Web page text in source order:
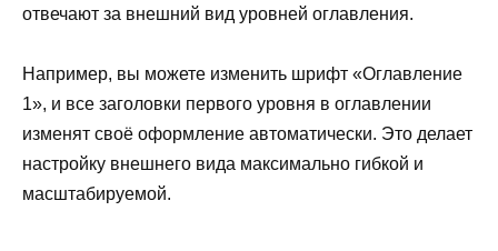
отвечают за внешний вид уровней оглавления.
Например, вы можете изменить шрифт «Оглавление
1», и все заголовки первого уровня в оглавлении
изменят своё оформление автоматически. Это делает
настройку внешнего вида максимально гибкой и
масштабируемой.